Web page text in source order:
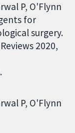
P, O'Flynn
for
surgery.
2020,
P O'Flynn